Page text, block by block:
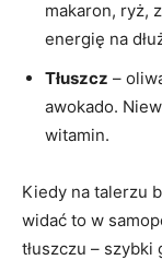
makaron, ryż,
energię na
Tłuszcz –
awokado.
witamin.
Kiedy na talerzu
widać to w
tłuszczu – szybki